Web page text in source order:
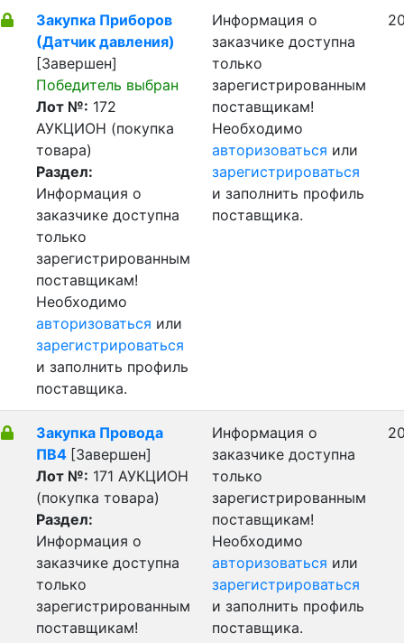
Закупка Приборов
(Датчик давления)
[Завершен]
Победитель выбран
Лот №: 172
АУКЦИОН (покупка
товара)
Раздел:
Информация о
заказчике доступна
только
зарегистрированным
поставщикам!
Необходимо
авторизоваться или
зарегистрироваться
и заполнить профиль
поставщика.
Информация о
заказчике доступна
только
зарегистрированным
поставщикам!
Необходимо
авторизоваться или
зарегистрироваться
и заполнить профиль
поставщика.
Закупка Провода
ПВ4 [Завершен]
Лот №: 171 АУКЦИОН
(покупка товара)
Раздел:
Информация о
заказчике доступна
только
зарегистрированным
поставщикам!
Информация о
заказчике доступна
только
зарегистрированным
поставщикам!
Необходимо
авторизоваться или
зарегистрироваться
и заполнить профиль
поставщика.